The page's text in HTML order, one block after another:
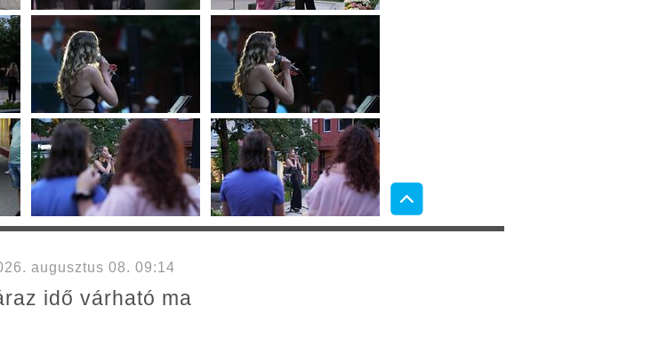
augusztus 08. 09:14
idő várható ma